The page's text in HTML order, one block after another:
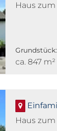
Haus
Grundstück:
ca. 847 m²
Haus